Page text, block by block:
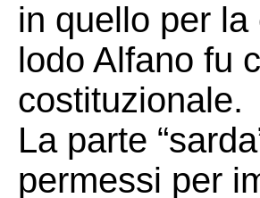
in quello per
lodo Alfano fu
costituzionale.
La parte
permessi per